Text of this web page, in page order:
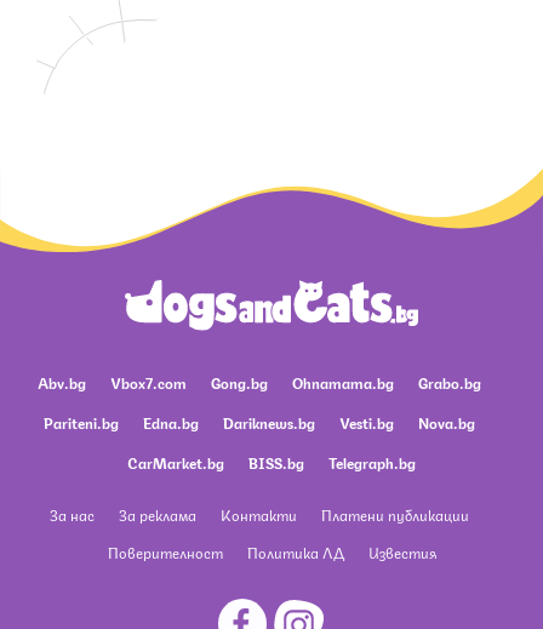
Abv.bg Vbox7.com Gong.bg Ohnamama.bg
Grabo.bg
Pariteni.bg
Edna.bg Dariknews.bg Vesti.bg
Nova.bg
CarMarket.bg
BISS.bg Telegraph.bg
За нас За реклама Контакти
Платени публикации
Поверителност
Политика ЛД Известия